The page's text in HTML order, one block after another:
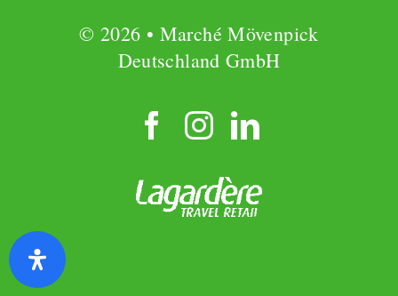
© 2026 • Marché Mövenpick
Deutschland GmbH